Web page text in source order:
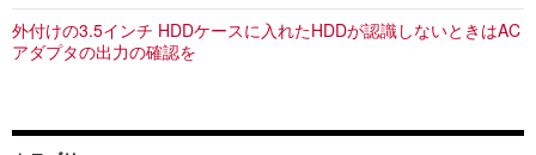
外付けの3.5インチ HDDケースに入れたHDDが認識しないときはAC
アダプタの出力の確認を